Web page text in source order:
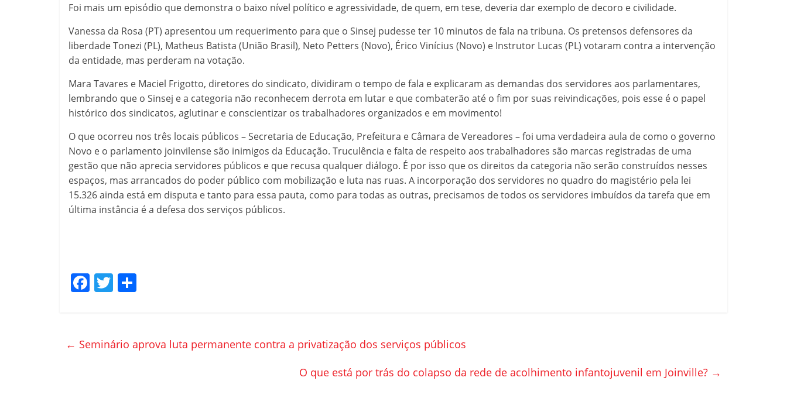
Foi mais um episódio que demonstra o baixo nível político e agressividade, de quem, em tese, deveria dar exemplo de decoro e civilidade.
Vanessa da Rosa (PT) apresentou um requerimento para que o Sinsej pudesse ter 10 minutos de fala na tribuna. Os pretensos defensores da
liberdade Tonezi (PL), Matheus Batista (União Brasil), Neto Petters (Novo), Érico Vinícius (Novo) e Instrutor Lucas (PL) votaram contra a intervenção
da entidade, mas perderam na votação.
Mara Tavares e Maciel Frigotto, diretores do sindicato, dividiram o tempo de fala e explicaram as demandas dos servidores aos parlamentares,
lembrando que o Sinsej e a categoria não reconhecem derrota em lutar e que combaterão até o fim por suas reivindicações, pois esse é o papel
histórico dos sindicatos, aglutinar e conscientizar os trabalhadores organizados e em movimento!
O que ocorreu nos três locais públicos – Secretaria de Educação, Prefeitura e Câmara de Vereadores – foi uma verdadeira aula de como o governo
Novo e o parlamento joinvilense são inimigos da Educação. Truculência e falta de respeito aos trabalhadores são marcas registradas de uma
gestão que não aprecia servidores públicos e que recusa qualquer diálogo. É por isso que os direitos da categoria não serão construídos nesses
espaços, mas arrancados do poder público com mobilização e luta nas ruas. A incorporação dos servidores no quadro do magistério pela lei
15.326 ainda está em disputa e tanto para essa pauta, como para todas as outras, precisamos de todos os servidores imbuídos da tarefa que em
última instância é a defesa dos serviços públicos.
F
e
T
er p
ar
← Seminário aprova luta permanente contra a privatização dos serviços públicos
O que está por trás do colapso da rede de acolhimento infantojuvenil em Joinville? →